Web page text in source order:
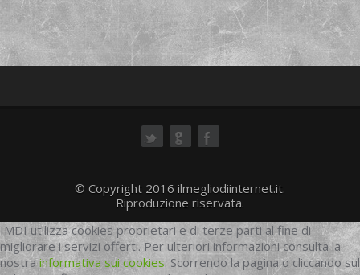
© Copyright 2016 ilmegliodiinternet.it.
Riproduzione riservata.
IMDI utilizza cookies proprietari e di terze parti al fine di
migliorare i servizi offerti. Per ulteriori informazioni consulta la
nostrainformativa sui cookies. Scorrendo la pagina o cliccando sul